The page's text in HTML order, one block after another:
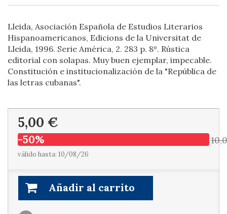
Lleida, Asociación Española de Estudios Literarios
Hispanoamericanos, Edicions de la Universitat de
Lleida, 1996. Serie América, 2. 283 p. 8º. Rústica
editorial con solapas. Muy buen ejemplar, impecable.
Constitución e institucionalización de la "República de
las letras cubanas".
5,00 €
-50%
válido hasta: 10/08/26
Añadir al carrito